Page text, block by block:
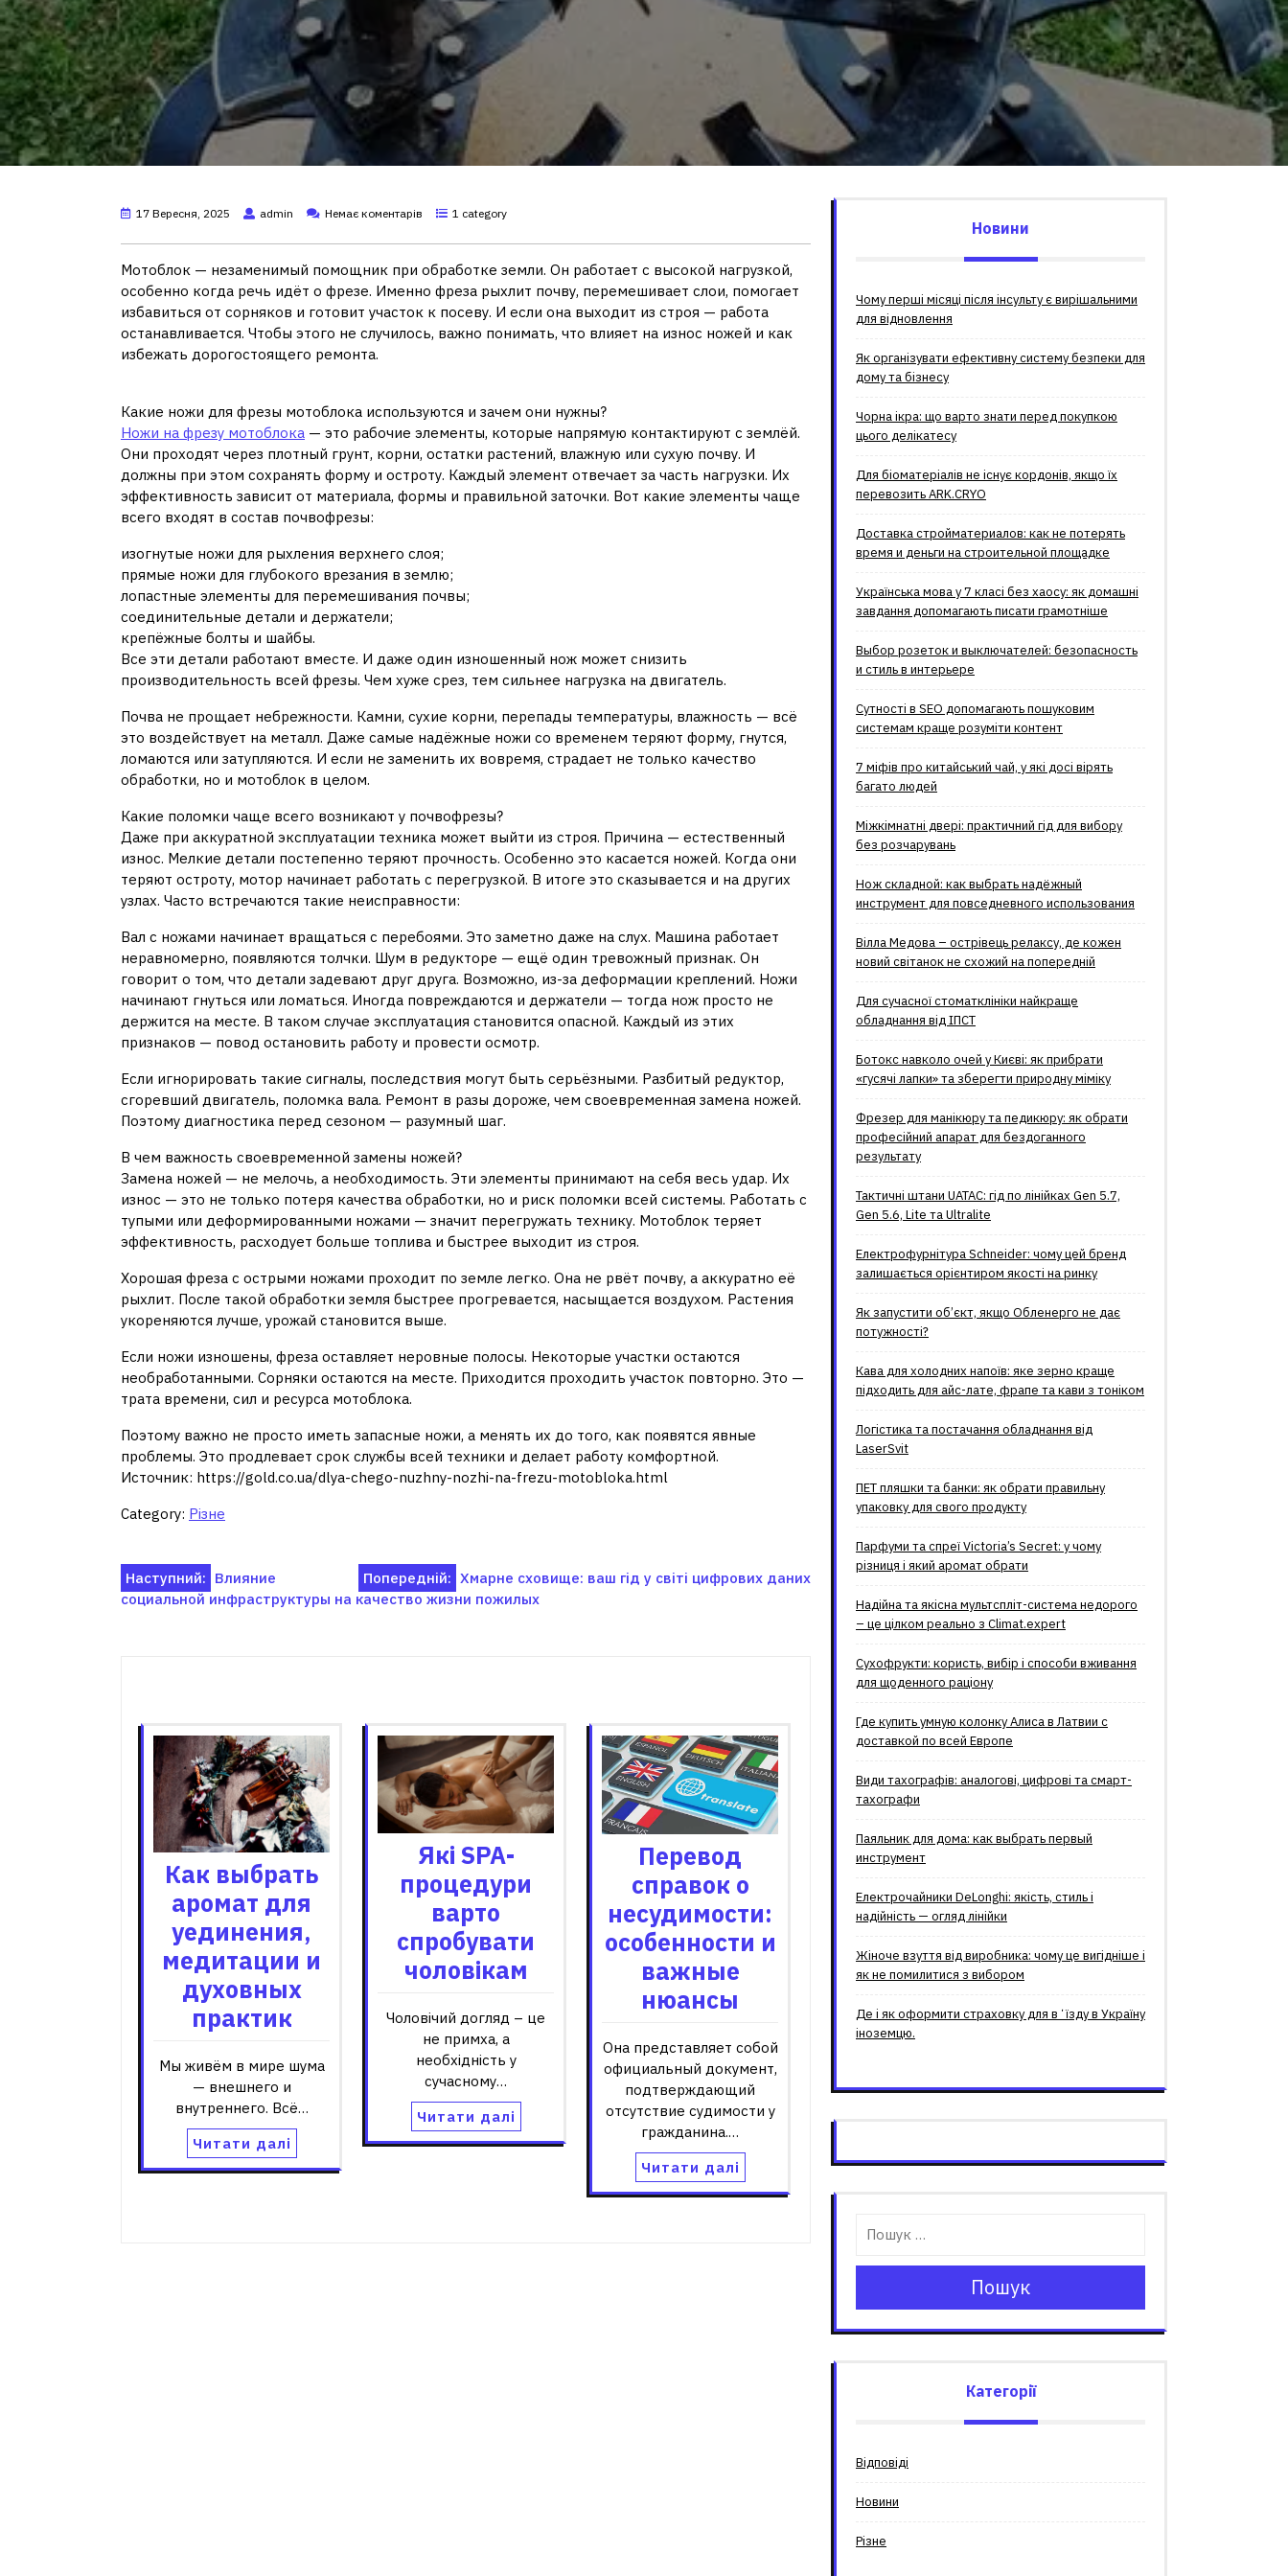
17 Вересня, 2025 admin Немає коментарів 1 category
Мотоблок — незаменимый помощник при обработке земли. Он работает с высокой нагрузкой,
особенно когда речь идёт о фрезе. Именно фреза рыхлит почву, перемешивает слои, помогает
избавиться от сорняков и готовит участок к посеву. И если она выходит из строя — работа
останавливается. Чтобы этого не случилось, важно понимать, что влияет на износ ножей и как
избежать дорогостоящего ремонта.
Какие ножи для фрезы мотоблока используются и зачем они нужны?
Ножи на фрезу мотоблока — это рабочие элементы, которые напрямую контактируют с землёй.
Они проходят через плотный грунт, корни, остатки растений, влажную или сухую почву. И
должны при этом сохранять форму и остроту. Каждый элемент отвечает за часть нагрузки. Их
эффективность зависит от материала, формы и правильной заточки. Вот какие элементы чаще
всего входят в состав почвофрезы:
изогнутые ножи для рыхления верхнего слоя;
прямые ножи для глубокого врезания в землю;
лопастные элементы для перемешивания почвы;
соединительные детали и держатели;
крепёжные болты и шайбы.
Все эти детали работают вместе. И даже один изношенный нож может снизить
производительность всей фрезы. Чем хуже срез, тем сильнее нагрузка на двигатель.
Почва не прощает небрежности. Камни, сухие корни, перепады температуры, влажность — всё
это воздействует на металл. Даже самые надёжные ножи со временем теряют форму, гнутся,
ломаются или затупляются. И если не заменить их вовремя, страдает не только качество
обработки, но и мотоблок в целом.
Какие поломки чаще всего возникают у почвофрезы?
Даже при аккуратной эксплуатации техника может выйти из строя. Причина — естественный
износ. Мелкие детали постепенно теряют прочность. Особенно это касается ножей. Когда они
теряют остроту, мотор начинает работать с перегрузкой. В итоге это сказывается и на других
узлах. Часто встречаются такие неисправности:
Вал с ножами начинает вращаться с перебоями. Это заметно даже на слух. Машина работает
неравномерно, появляются толчки. Шум в редукторе — ещё один тревожный признак. Он
говорит о том, что детали задевают друг друга. Возможно, из-за деформации креплений. Ножи
начинают гнуться или ломаться. Иногда повреждаются и держатели — тогда нож просто не
держится на месте. В таком случае эксплуатация становится опасной. Каждый из этих
признаков — повод остановить работу и провести осмотр.
Если игнорировать такие сигналы, последствия могут быть серьёзными. Разбитый редуктор,
сгоревший двигатель, поломка вала. Ремонт в разы дороже, чем своевременная замена ножей.
Поэтому диагностика перед сезоном — разумный шаг.
В чем важность своевременной замены ножей?
Замена ножей — не мелочь, а необходимость. Эти элементы принимают на себя весь удар. Их
износ — это не только потеря качества обработки, но и риск поломки всей системы. Работать с
тупыми или деформированными ножами — значит перегружать технику. Мотоблок теряет
эффективность, расходует больше топлива и быстрее выходит из строя.
Хорошая фреза с острыми ножами проходит по земле легко. Она не рвёт почву, а аккуратно её
рыхлит. После такой обработки земля быстрее прогревается, насыщается воздухом. Растения
укореняются лучше, урожай становится выше.
Если ножи изношены, фреза оставляет неровные полосы. Некоторые участки остаются
необработанными. Сорняки остаются на месте. Приходится проходить участок повторно. Это —
трата времени, сил и ресурса мотоблока.
Поэтому важно не просто иметь запасные ножи, а менять их до того, как появятся явные
проблемы. Это продлевает срок службы всей техники и делает работу комфортной.
Источник: https://gold.co.ua/dlya-chego-nuzhny-nozhi-na-frezu-motobloka.html
Category: Різне
Навігація
Попередній: Хмарне сховище: ваш гід у світі цифрових даних
Наступний: Влияние
социальной инфраструктуры на качество жизни пожилых
Как выбрать
аромат для
уединения,
медитации и
духовных
практик
Мы живём в мире шума
— внешнего и
внутреннего. Всё…
Читати далі
Які SPA-
процедури
варто
спробувати
чоловікам
Чоловічий догляд – це
не примха, а
необхідність у
сучасному…
Читати далі
Перевод
справок о
несудимости:
особенности и
важные
нюансы
Она представляет собой
официальный документ,
подтверждающий
отсутствие судимости у
гражданина.…
Читати далі
Новини
Чому перші місяці після інсульту є вирішальними
для відновлення
Як організувати ефективну систему безпеки для
дому та бізнесу
Чорна ікра: що варто знати перед покупкою
цього делікатесу
Для біоматеріалів не існує кордонів, якщо їх
перевозить ARK.CRYO
Доставка стройматериалов: как не потерять
время и деньги на строительной площадке
Українська мова у 7 класі без хаосу: як домашні
завдання допомагають писати грамотніше
Выбор розеток и выключателей: безопасность
и стиль в интерьере
Сутності в SEO допомагають пошуковим
системам краще розуміти контент
7 міфів про китайський чай, у які досі вірять
багато людей
Міжкімнатні двері: практичний гід для вибору
без розчарувань
Нож складной: как выбрать надёжный
инструмент для повседневного использования
Вілла Медова – острівець релаксу, де кожен
новий світанок не схожий на попередній
Для сучасної стоматклініки найкраще
обладнання від ІПСТ
Ботокс навколо очей у Києві: як прибрати
«гусячі лапки» та зберегти природну міміку
Фрезер для манікюру та педикюру: як обрати
професійний апарат для бездоганного
результату
Тактичні штани UATAC: гід по лінійках Gen 5.7,
Gen 5.6, Lite та Ultralite
Електрофурнітура Schneider: чому цей бренд
залишається орієнтиром якості на ринку
Як запустити об’єкт, якщо Обленерго не дає
потужності?
Кава для холодних напоїв: яке зерно краще
підходить для айс-лате, фрапе та кави з тоніком
Логістика та постачання обладнання від
LaserSvit
ПЕТ пляшки та банки: як обрати правильну
упаковку для свого продукту
Парфуми та спреї Victoria’s Secret: у чому
різниця і який аромат обрати
Надійна та якісна мультспліт-система недорого
– це цілком реально з Climat.еxpert
Сухофрукти: користь, вибір і способи вживання
для щоденного раціону
Где купить умную колонку Алиса в Латвии с
доставкой по всей Европе
Види тахографів: аналогові, цифрові та смарт-
тахографи
Паяльник для дома: как выбрать первый
инструмент
Електрочайники DeLonghi: якість, стиль і
надійність — огляд лінійки
Жіноче взуття від виробника: чому це вигідніше і
як не помилитися з вибором
Де і як оформити страховку для вʼїзду в Україну
іноземцю.
Пошук
Категорії
Відповіді
Новини
Різне